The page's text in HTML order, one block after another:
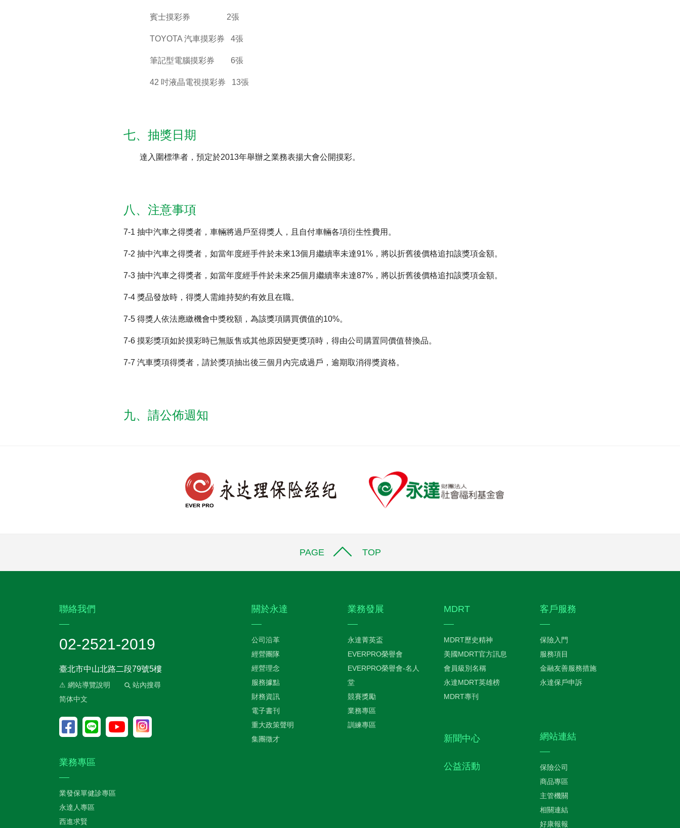
賓士摸彩券 2張
TOYOTA 汽車摸彩券 4張
筆記型電腦摸彩券 6張
42 吋液晶電視摸彩券 13張
七、抽獎日期
達入圍標準者，預定於2013年舉辦之業務表揚大會公開摸彩。
八、注意事項
7-1 抽中汽車之得獎者，車輛將過戶至得獎人，且自付車輛各項衍生性費用。
7-2 抽中汽車之得獎者，如當年度經手件於未來13個月繼續率未達91%，將以折舊後價格追扣該獎項金額。
7-3 抽中汽車之得獎者，如當年度經手件於未來25個月繼續率未達87%，將以折舊後價格追扣該獎項金額。
7-4 獎品發放時，得獎人需維持契約有效且在職。
7-5 得獎人依法應繳機會中獎稅額，為該獎項購買價值的10%。
7-6 摸彩獎項如於摸彩時已無販售或其他原因變更獎項時，得由公司購置同價值替換品。
7-7 汽車獎項得獎者，請於獎項抽出後三個月內完成過戶，逾期取消得獎資格。
九、請公佈週知
PAGE TOP
聯絡我們
02-2521-2019
臺北市中山北路二段79號5樓
⚠ 網站導覽說明
站內搜尋
简体中文
業務專區
業發保單健診專區
永達人專區
西進求賢
關於永達
公司沿革
經營團隊
經營理念
服務據點
財務資訊
電子書刊
重大政策聲明
集團徵才
業務發展
永達菁英盃
EVERPRO榮譽會
EVERPRO榮譽會-名人
堂
競賽獎勵
業務專區
訓練專區
MDRT
MDRT歷史精神
美國MDRT官方訊息
會員級別名稱
永達MDRT英雄榜
MDRT專刊
新聞中心
公益活動
客戶服務
保險入門
服務項目
金融友善服務措施
永達保戶申訴
網站連結
保險公司
商品專區
主管機關
相關連結
好康報報